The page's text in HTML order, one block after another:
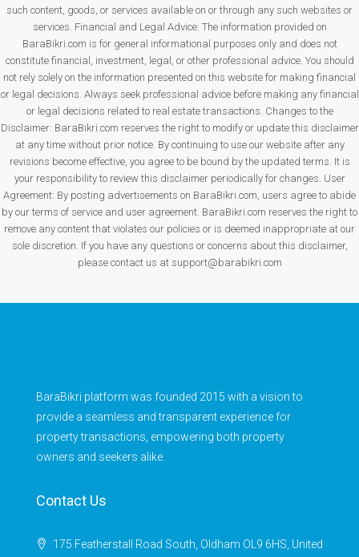
such content, goods, or services available on or through any such websites or
services. Financial and Legal Advice: The information provided on
BaraBikri.com is for general informational purposes only and does not
constitute financial, investment, legal, or other professional advice. You should
not rely solely on the information presented on this website for making financial
or legal decisions. Always seek professional advice before making any financial
or legal decisions related to real estate transactions. Changes to the
Disclaimer: BaraBikri.com reserves the right to modify or update this disclaimer
at any time without prior notice. By continuing to use our website after any
revisions become effective, you agree to be bound by the updated terms. It is
your responsibility to review this disclaimer periodically for changes. User
Agreement: By posting advertisements on BaraBikri.com, users agree to abide
by our terms of service and user agreement. BaraBikri.com reserves the right to
remove any content that violates our policies or is deemed inappropriate at our
sole discretion. If you have any questions or concerns about this disclaimer,
please contact us at support@barabikri.com
BaraBikri platform was founded 2015 with a vision to
provide a seamless and transparent experience for
property transactions, empowering both property
owners and seekers alike.
Contact Us
175 Featherstall Road South, Oldham OL9 6HS, United